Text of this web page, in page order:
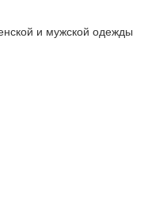
и мужской одежды